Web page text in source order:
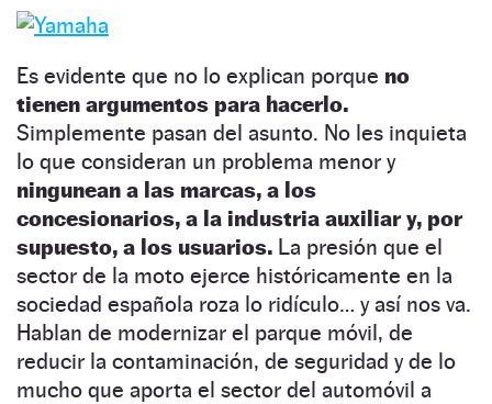
Es evidente que no lo explican porque no
tienen argumentos para hacerlo.
Simplemente pasan del asunto. No les inquieta
lo que consideran un problema menor y
ningunean a las marcas, a los
concesionarios, a la industria auxiliar y, por
supuesto, a los usuarios. La presión que el
sector de la moto ejerce históricamente en la
sociedad española roza lo ridículo… y así nos va.
Hablan de modernizar el parque móvil, de
reducir la contaminación, de seguridad y de lo
mucho que aporta el sector del automóvil a